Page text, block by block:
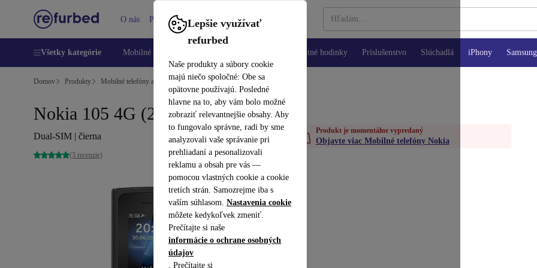
Lepšie využívať
refurbed
Naše produkty a súbory cookie
majú niečo spoločné: Obe sa
opätovne používajú. Posledné
hlavne na to, aby vám bolo možné
zobraziť relevantnejšie obsahy. Aby
to fungovalo správne, radi by sme
analyzovali vaše správanie pri
prehliadaní a pesonalizovali
reklamu a obsah pre vás —
pomocou vlastných cookie a cookie
tretích strán. Samozrejme iba s
vaším súhlasom. Nastavenia cookie
môžete kedykoľvek zmeniť.
Prečítajte si naše
informácie o ochrane osobných
údajov
. Prečítajte si
O nás Pomoc
Všetky kategórie Mobilné telefóny Inteligentné hodinky Príslušenstvo Slúchadlá iPhony
Domov Produkty Mobilné telefóny a smartfóny Mobilné telefóny Nokia
Nokia 105 4G (2021)
Dual-SIM | čierna
(3 recenzie)
Produkt je momentálne vypredaný
Objavte viac Mobilné telefóny Nokia